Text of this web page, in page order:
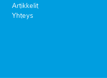
Artikkelit
Yhteys